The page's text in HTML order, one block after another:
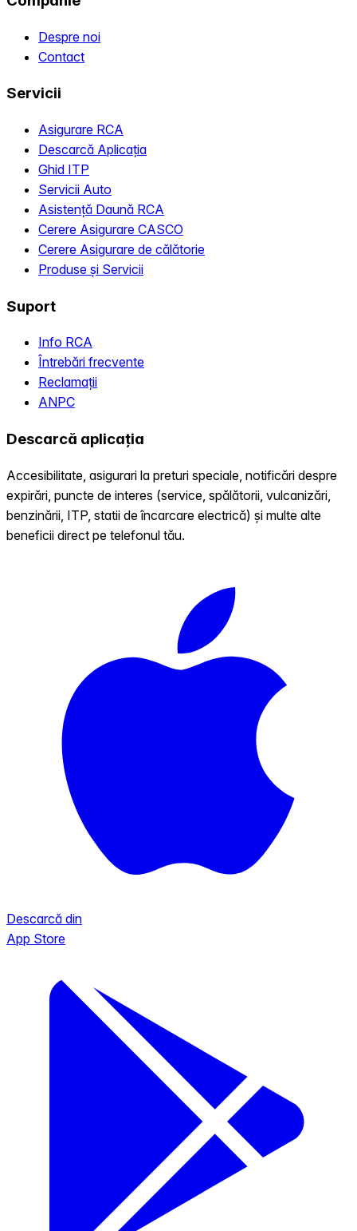
Despre noi
Contact
Servicii
Asigurare RCA
Descarcă Aplicația
Ghid ITP
Servicii Auto
Asistență Daună RCA
Cerere Asigurare CASCO
Cerere Asigurare de călătorie
Produse și Servicii
Suport
Info RCA
Întrebări frecvente
Reclamații
ANPC
Descarcă aplicația
Accesibilitate, asigurari la preturi speciale, notificări despre
expirări, puncte de interes (service, spălătorii, vulcanizări,
benzinării, ITP, statii de încarcare electrică) și multe alte
beneficii direct pe telefonul tău.
Descarcă din
App Store